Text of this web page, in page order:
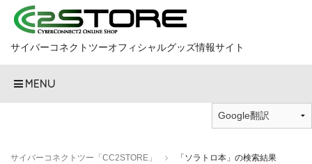
サイバーコネクトツーオフィシャルグッズ情報サイト
MENU
サイバーコネクトツー「CC2STORE」 「ソラトロ本」の検索結果